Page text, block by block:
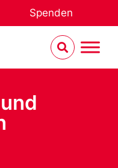
Spenden